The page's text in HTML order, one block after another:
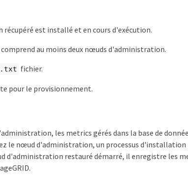
est installé et en cours d'exécution.
comprend au moins deux nœuds d'administration.
fichier.
pour le provisionnement.
les metrics gérés dans la base de
le nœud d'administration, un processus d'installation
d'administration restauré démarré, il enregistre les